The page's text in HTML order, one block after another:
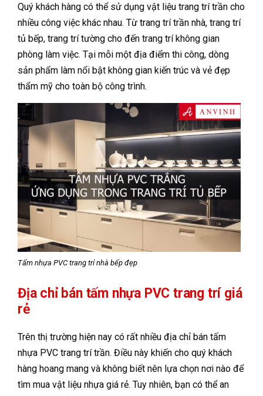
Quý khách hàng có thể sử dụng vật liệu trang trí trần cho
nhiều công việc khác nhau. Từ trang trí trần nhà, trang trí
tủ bếp, trang trí tường cho đến trang trí không gian
phòng làm việc. Tại mỗi một địa điểm thi công, dòng
sản phẩm làm nổi bật không gian kiến trúc và vẻ đẹp
thẩm mỹ cho toàn bộ công trình.
Tấm nhựa PVC trang trí nhà bếp đẹp
Địa chỉ bán tấm nhựa PVC trang trí giá
rẻ
Trên thị trường hiện nay có rất nhiều địa chỉ bán tấm
nhựa PVC trang trí trần. Điều này khiến cho quý khách
hàng hoang mang và không biết nên lựa chọn nơi nào để
tìm mua vật liệu nhựa giá rẻ. Tuy nhiên, bạn có thể an